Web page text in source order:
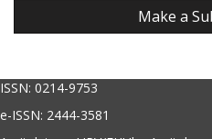
Make a
ISSN: 0214-9753
e-ISSN: 2444-3581